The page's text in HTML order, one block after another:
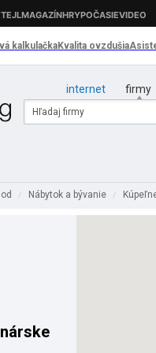
internet firmy
/ Nábytok a bývanie /